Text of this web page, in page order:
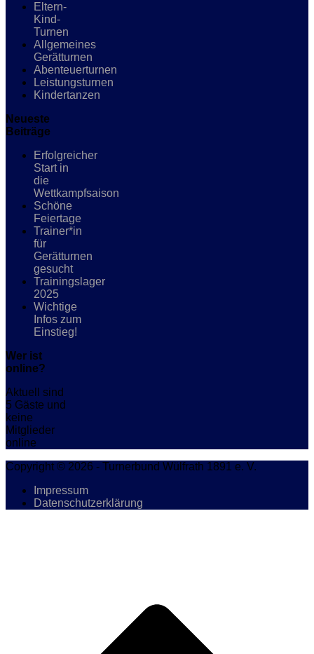
Eltern-
Kind-
Turnen
Allgemeines
Gerätturnen
Abenteuerturnen
Leistungsturnen
Kindertanzen
Neueste
Beiträge
Erfolgreicher
Start in
die
Wettkampfsaison
Schöne
Feiertage
Trainer*in
für
Gerätturnen
gesucht
Trainingslager
2025
Wichtige
Infos zum
Einstieg!
Wer ist
online?
Aktuell sind
5 Gäste und
keine
Mitglieder
online
Copyright © 2026 - Turnerbund Wülfrath 1891 e. V.
Impressum
Datenschutzerklärung